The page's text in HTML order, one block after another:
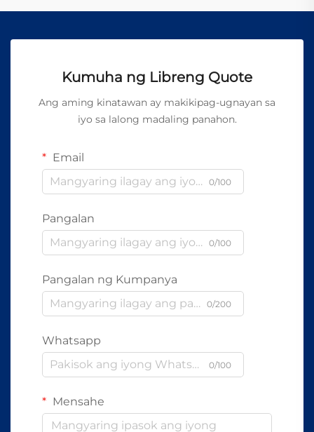
Kumuha ng Libreng Quote
Ang aming kinatawan ay makikipag-ugnayan sa
iyo sa lalong madaling panahon.
Email
0/100
Pangalan
0/100
Pangalan ng Kumpanya
0/200
Whatsapp
0/100
Mensahe